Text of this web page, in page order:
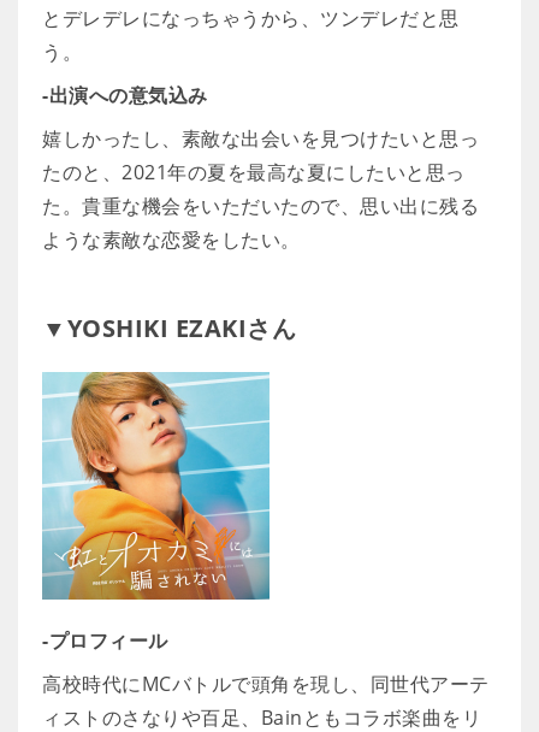
とデレデレになっちゃうから、ツンデレだと思
う。
-出演への意気込み
嬉しかったし、素敵な出会いを見つけたいと思っ
たのと、2021年の夏を最高な夏にしたいと思っ
た。貴重な機会をいただいたので、思い出に残る
ような素敵な恋愛をしたい。
▼YOSHIKI EZAKIさん
-プロフィール
高校時代にMCバトルで頭角を現し、同世代アーテ
ィストのさなりや百足、Bainともコラボ楽曲をリ